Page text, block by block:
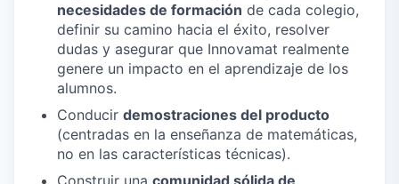
necesidades de formación de cada colegio,
definir su camino hacia el éxito, resolver
dudas y asegurar que Innovamat realmente
genere un impacto en el aprendizaje de los
alumnos.
Conducir demostraciones del producto
(centradas en la enseñanza de matemáticas,
no en las características técnicas).
Construir una comunidad sólida de